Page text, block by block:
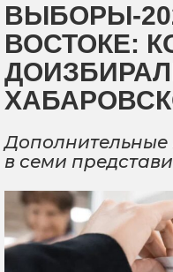
ВЫБОРЫ-
ВОСТОКЕ:
в семи